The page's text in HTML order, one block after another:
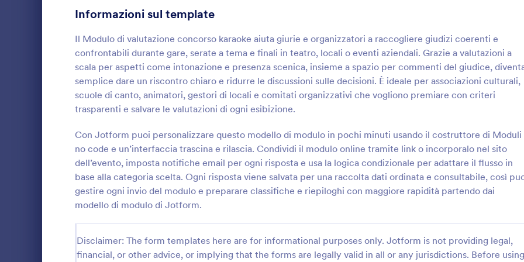
Informazioni sul template
Il Modulo di valutazione concorso karaoke aiuta giurie e organizzatori a raccogliere giudizi coerenti e
confrontabili durante gare, serate a tema e finali in teatro, locali o eventi aziendali. Grazie a valutazioni a
scala per aspetti come intonazione e presenza scenica, insieme a spazio per commenti del giudice,
semplice dare un riscontro chiaro e ridurre le discussioni sulle decisioni. È ideale per associazioni culturali,
scuole di canto, animatori, gestori di locali e comitati organizzativi che vogliono premiare con criteri
trasparenti e salvare le valutazioni di ogni esibizione.
Con Jotform puoi personalizzare questo modello di modulo in pochi minuti usando il costruttore di Moduli
no code e un’interfaccia trascina e rilascia. Condividi il modulo online tramite link o incorporalo nel sito
dell’evento, imposta notifiche email per ogni risposta e usa la logica condizionale per adattare il flusso in
base alla categoria scelta. Ogni risposta viene salvata per una raccolta dati ordinata e consultabile, così
gestire ogni invio del modulo e preparare classifiche e riepiloghi con maggiore rapidità partendo dai
modello di modulo di Jotform.
Disclaimer: The form templates here are for informational purposes only. Jotform is not providing legal,
financial, or other advice, or implying that the forms are legally valid in all or any jurisdictions. Before using
Modulo Di Riepilogo Evento
incontri, workshop o conferenze con il
Modulo di debriefing dell’evento di
Jotform, utile per team organizzativi che
vogliono migliorare logistica, contenuti e
risultati.
Go to Category:
Moduli di Valutazione degli Eventi
successive dopo un evento con
resoconto di completamento
per aziende, associazioni e
che vogliono una raccolta dati
Jotform.
Go to Category:
Moduli Relazione
Moduli di Iscrizione 56
Moduli Riassunto 5
Moduli di Approvazione 86
Moduli di Presenza 16
Revisione 48
Moduli di autorizzazione 117
Moduli per il Black Friday 4